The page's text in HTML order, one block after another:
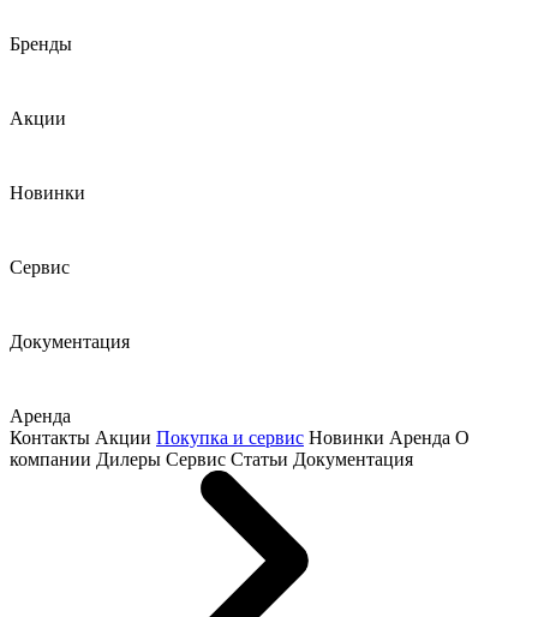
Бренды
Акции
Новинки
Сервис
Документация
Аренда
Контакты Акции Покупка и сервис Новинки Аренда О
компании Дилеры Сервис Статьи Документация